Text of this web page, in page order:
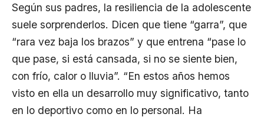
Según sus padres, la resiliencia de la adolescente
suele sorprenderlos. Dicen que tiene “garra”, que
“rara vez baja los brazos” y que entrena “pase lo
que pase, si está cansada, si no se siente bien,
con frío, calor o lluvia”. “En estos años hemos
visto en ella un desarrollo muy significativo, tanto
en lo deportivo como en lo personal. Ha